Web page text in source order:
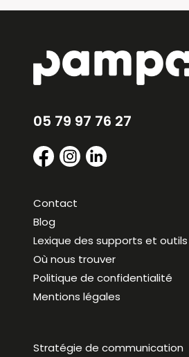
05 79 97 76 27
Contact
Blog
Lexique des supports et outils
Où nous trouver
Politique de confidentialité
Mentions légales
Stratégie de communication